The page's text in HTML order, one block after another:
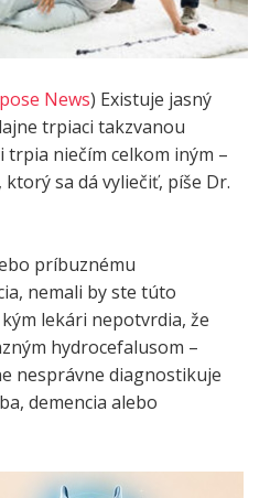
News) Existuje jasný
trpiaci takzvanou
niečím celkom iným –
sa dá vyliečiť, píše Dr.
príbuznému
nemali by ste túto
lekári nepotvrdia, že
hydrocefalusom –
nesprávne diagnostikuje
demencia alebo